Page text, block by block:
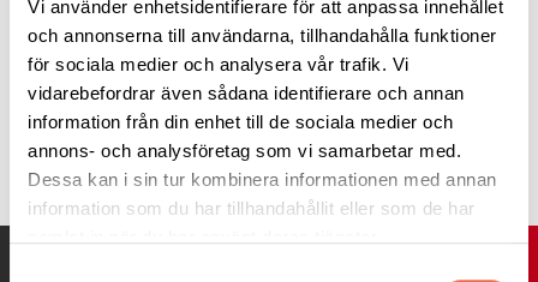
Vi använder enhetsidentifierare för att anpassa innehållet
och annonserna till användarna, tillhandahålla funktioner
för sociala medier och analysera vår trafik. Vi
vidarebefordrar även sådana identifierare och annan
information från din enhet till de sociala medier och
annons- och analysföretag som vi samarbetar med.
Dessa kan i sin tur kombinera informationen med annan
information som du har tillhandahållit eller som de har
Läs mer:
Tipsa